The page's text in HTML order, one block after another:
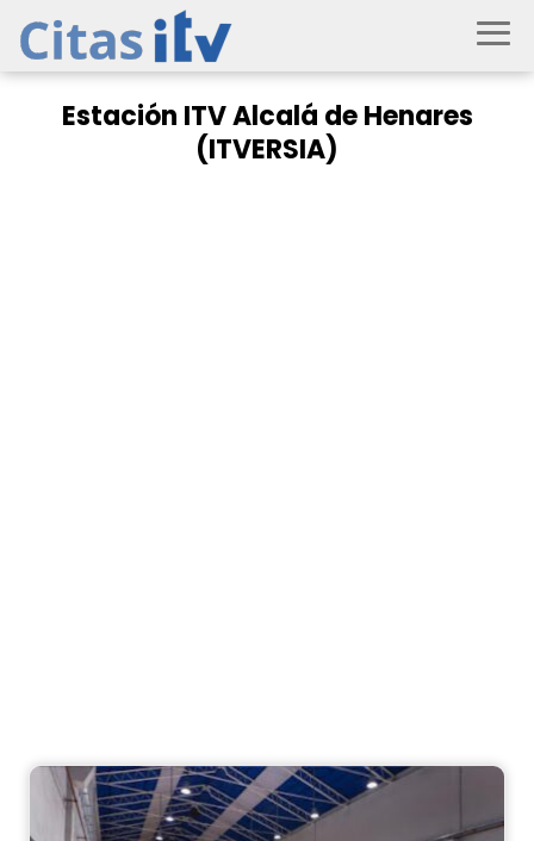
Estación ITV Alcalá de Henares
(ITVERSIA)